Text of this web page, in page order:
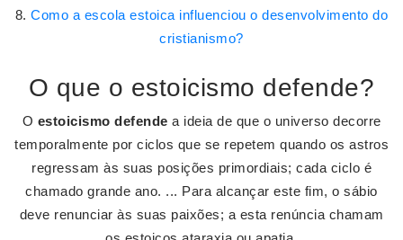
Como a escola estoica influenciou o desenvolvimento do
cristianismo?
O que o estoicismo defende?
O estoicismo defende a ideia de que o universo decorre
temporalmente por ciclos que se repetem quando os astros
regressam às suas posições primordiais; cada ciclo é
chamado grande ano. ... Para alcançar este fim, o sábio
deve renunciar às suas paixões; a esta renúncia chamam